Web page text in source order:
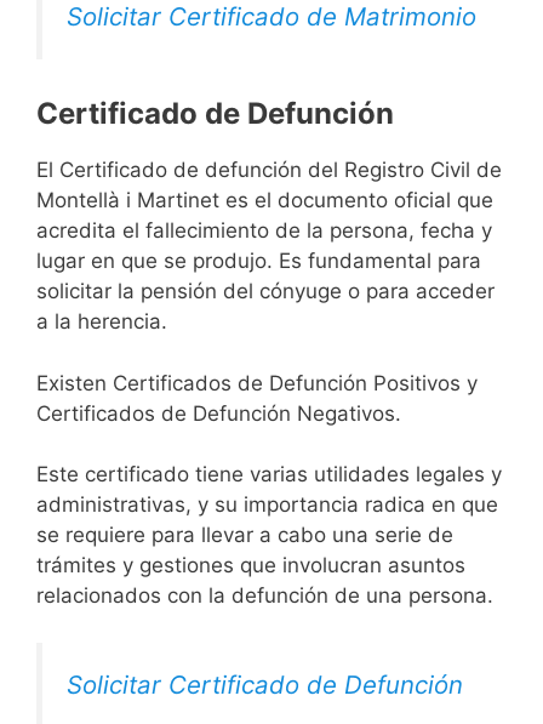
Solicitar Certificado de Matrimonio
Certificado de Defunción
El Certificado de defunción del Registro Civil de
Montellà i Martinet es el documento oficial que
acredita el fallecimiento de la persona, fecha y
lugar en que se produjo. Es fundamental para
solicitar la pensión del cónyuge o para acceder
a la herencia.
Existen Certificados de Defunción Positivos y
Certificados de Defunción Negativos.
Este certificado tiene varias utilidades legales y
administrativas, y su importancia radica en que
se requiere para llevar a cabo una serie de
trámites y gestiones que involucran asuntos
relacionados con la defunción de una persona.
Solicitar Certificado de Defunción